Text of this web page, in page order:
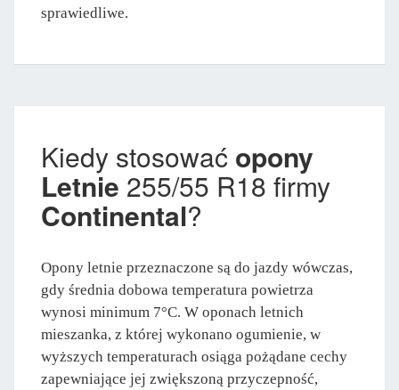
sprawiedliwe.
Kiedy stosować opony
Letnie 255/55 R18 firmy
Continental?
Opony letnie przeznaczone są do jazdy wówczas,
gdy średnia dobowa temperatura powietrza
wynosi minimum 7°C. W oponach letnich
mieszanka, z której wykonano ogumienie, w
wyższych temperaturach osiąga pożądane cechy
zapewniające jej zwiększoną przyczepność,